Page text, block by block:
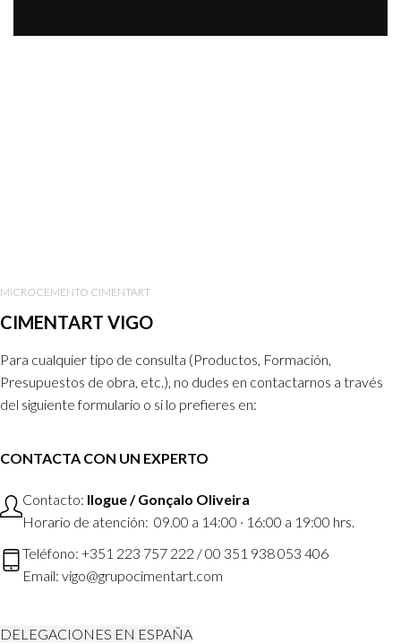
MICROCEMENTO CIMENTART
CIMENTART VIGO
Para cualquier tipo de consulta (Productos, Formación,
Presupuestos de obra, etc.), no dudes en contactarnos a través
del siguiente formulario o si lo prefieres en:
CONTACTA CON UN EXPERTO
Contacto: Ilogue / Gonçalo Oliveira
Horario de atención: 09.00 a 14:00 · 16:00 a 19:00 hrs.
Teléfono: +351 223 757 222 / 00 351 938 053 406
Email: vigo@grupocimentart.com
DELEGACIONES EN ESPAÑA